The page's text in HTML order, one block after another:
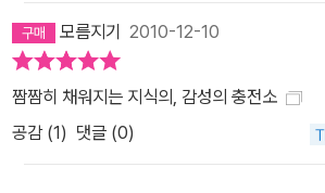
모름지기 2010-12-10
짬짬히 채워지는 지식의, 감성의 충전소
공감 (1) 댓글 (0)